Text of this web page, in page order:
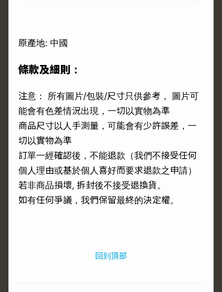
原產地: 中國
條款及細則：
注意： 所有圖片/包裝/尺寸只供參考， 圖片可
能會有色差情況出現，一切以實物為準
商品尺寸以人手測量，可能會有少許誤差，一
切以實物為準
訂單一經確認後，不能退款（我們不接受任何
個人理由或基於個人喜好而要求退款之申請）
若非商品損壞, 拆封後不接受退換貨。
如有任何爭議，我們保留最終的決定權。
回到頂部